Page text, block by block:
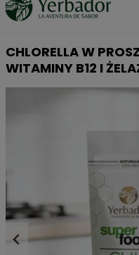
CHLORELLA W
WITAMINY B12 I